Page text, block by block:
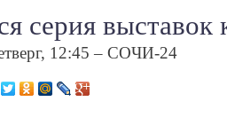
серия
12:45 – СОЧИ-24